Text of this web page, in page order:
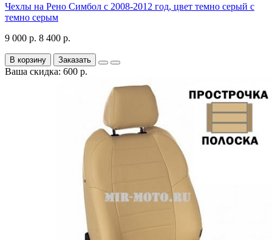
Чехлы на Рено Симбол с 2008-2012 год, цвет темно серый с
темно серым
9 000 р. 8 400 р.
В корзину Заказать
Ваша скидка: 600 р.